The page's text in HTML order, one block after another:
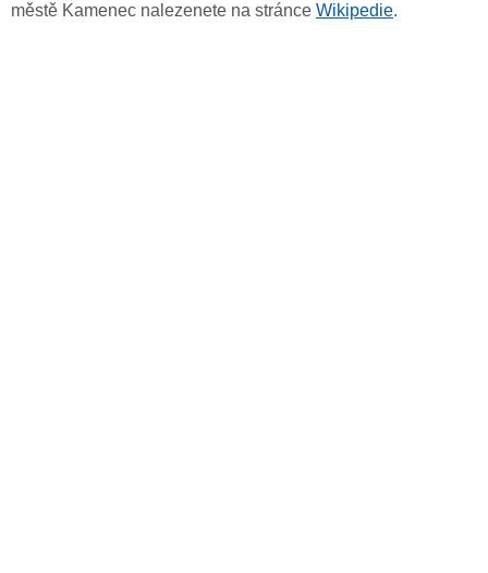
městě Kamenec nalezenete na stránce Wikipedie.